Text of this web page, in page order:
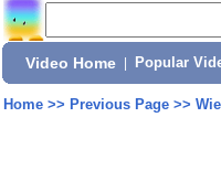
Video Home Popular
Home>> Previous Page>>